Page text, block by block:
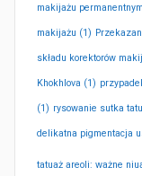
makijażu
makijażu (1)
składu korektorów
Khokhlova (1)
(1) rysowanie sutka
delikatna pigmentacja
tatuaż areoli: ważne